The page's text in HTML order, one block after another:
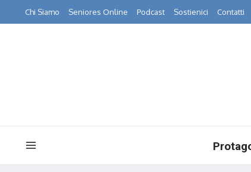
Chi Siamo Seniores Online Podcast Sostienici Contatti